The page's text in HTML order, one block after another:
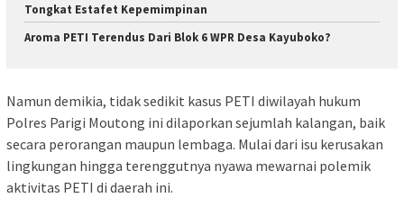
Tongkat Estafet Kepemimpinan
Aroma PETI Terendus Dari Blok 6 WPR Desa Kayuboko?
Namun demikia, tidak sedikit kasus PETI diwilayah hukum
Polres Parigi Moutong ini dilaporkan sejumlah kalangan, baik
secara perorangan maupun lembaga. Mulai dari isu kerusakan
lingkungan hingga terenggutnya nyawa mewarnai polemik
aktivitas PETI di daerah ini.